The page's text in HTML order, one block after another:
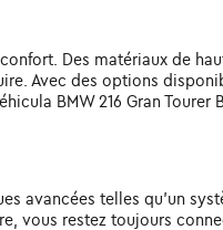
Des matériaux de
Avec des options
BMW 216 Gran Tourer
avancées telles qu'un
vous restez toujours